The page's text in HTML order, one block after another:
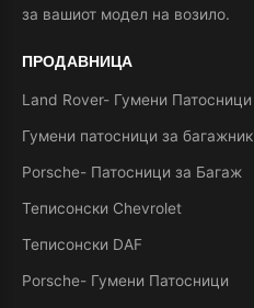
за вашиот модел на возило.
ПРОДАВНИЦА
Land Rover- Гумени Патосници
Гумени патосници за багажник
Porsche- Патосници за Багаж
Теписонски Chevrolet
Теписонски DAF
Porsche- Гумени Патосници